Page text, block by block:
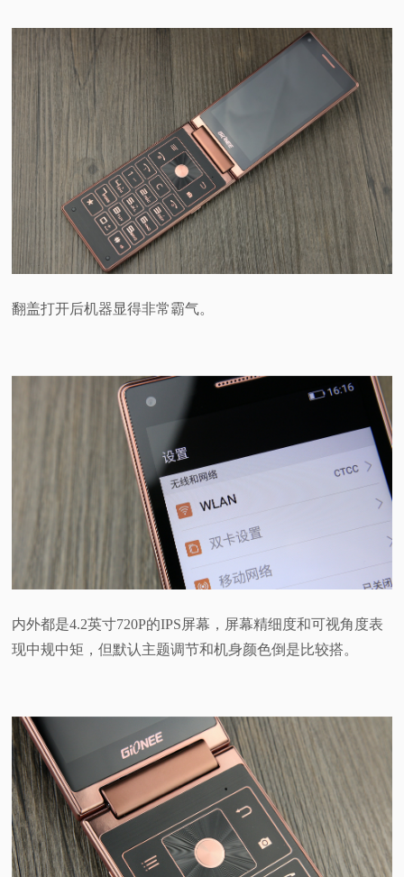
翻盖打开后机器显得非常霸气。
内外都是4.2英寸720P的IPS屏幕，屏幕精细度和可视角度表
现中规中矩，但默认主题调节和机身颜色倒是比较搭。